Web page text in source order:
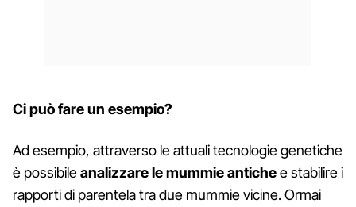
Ci può fare un esempio?
Ad esempio, attraverso le attuali tecnologie genetiche
è possibileanalizzare le mummie antichee stabilire i
rapporti di parentela tra due mummie vicine. Ormai